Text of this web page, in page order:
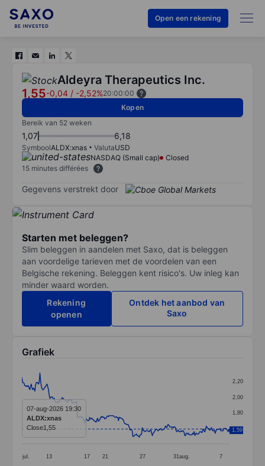
Open een rekening
Aldeyra Therapeutics Inc.
1,55-0,04 / -2,52%20:00:00
Kopen
Bereik van 52 weken
1,07 6,18
SymboolALDX:xnas ValutaUSD
NASDAQ (Small cap)
Closed
15 minutes différées
Gegevens verstrekt door
Starten met beleggen?
Slim beleggen in aandelen met Saxo, dat is beleggen
aan voordelige tarieven met de voordelen van een
Belgische rekening. Beleggen kent risico's. Uw inleg kan
minder waard worden.
Rekening
openen
Ontdek het aanbod van
Saxo
Grafiek
Line chart with 289 data points.
The chart has 1 X axis displaying categories.
The chart has 1 Y axis displaying values. Data
jul. 13 17 21 27 31 aug. 7
1,60
1,80
2,00
2,20
1,59
07-aug-2026 19:30
ALDX:xnas
Close1,55